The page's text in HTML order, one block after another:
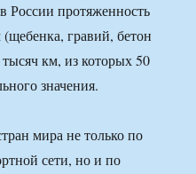
России протяженность
гравий, бетон
тысяч км, из которых 50
значения.
мира не только по
сети, но и по